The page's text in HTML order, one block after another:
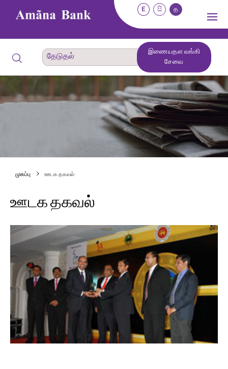
E සි த
இணையதள வங்கி
சேவை
முகப்பு ஊடக தகவல்
ஊடக தகவல்